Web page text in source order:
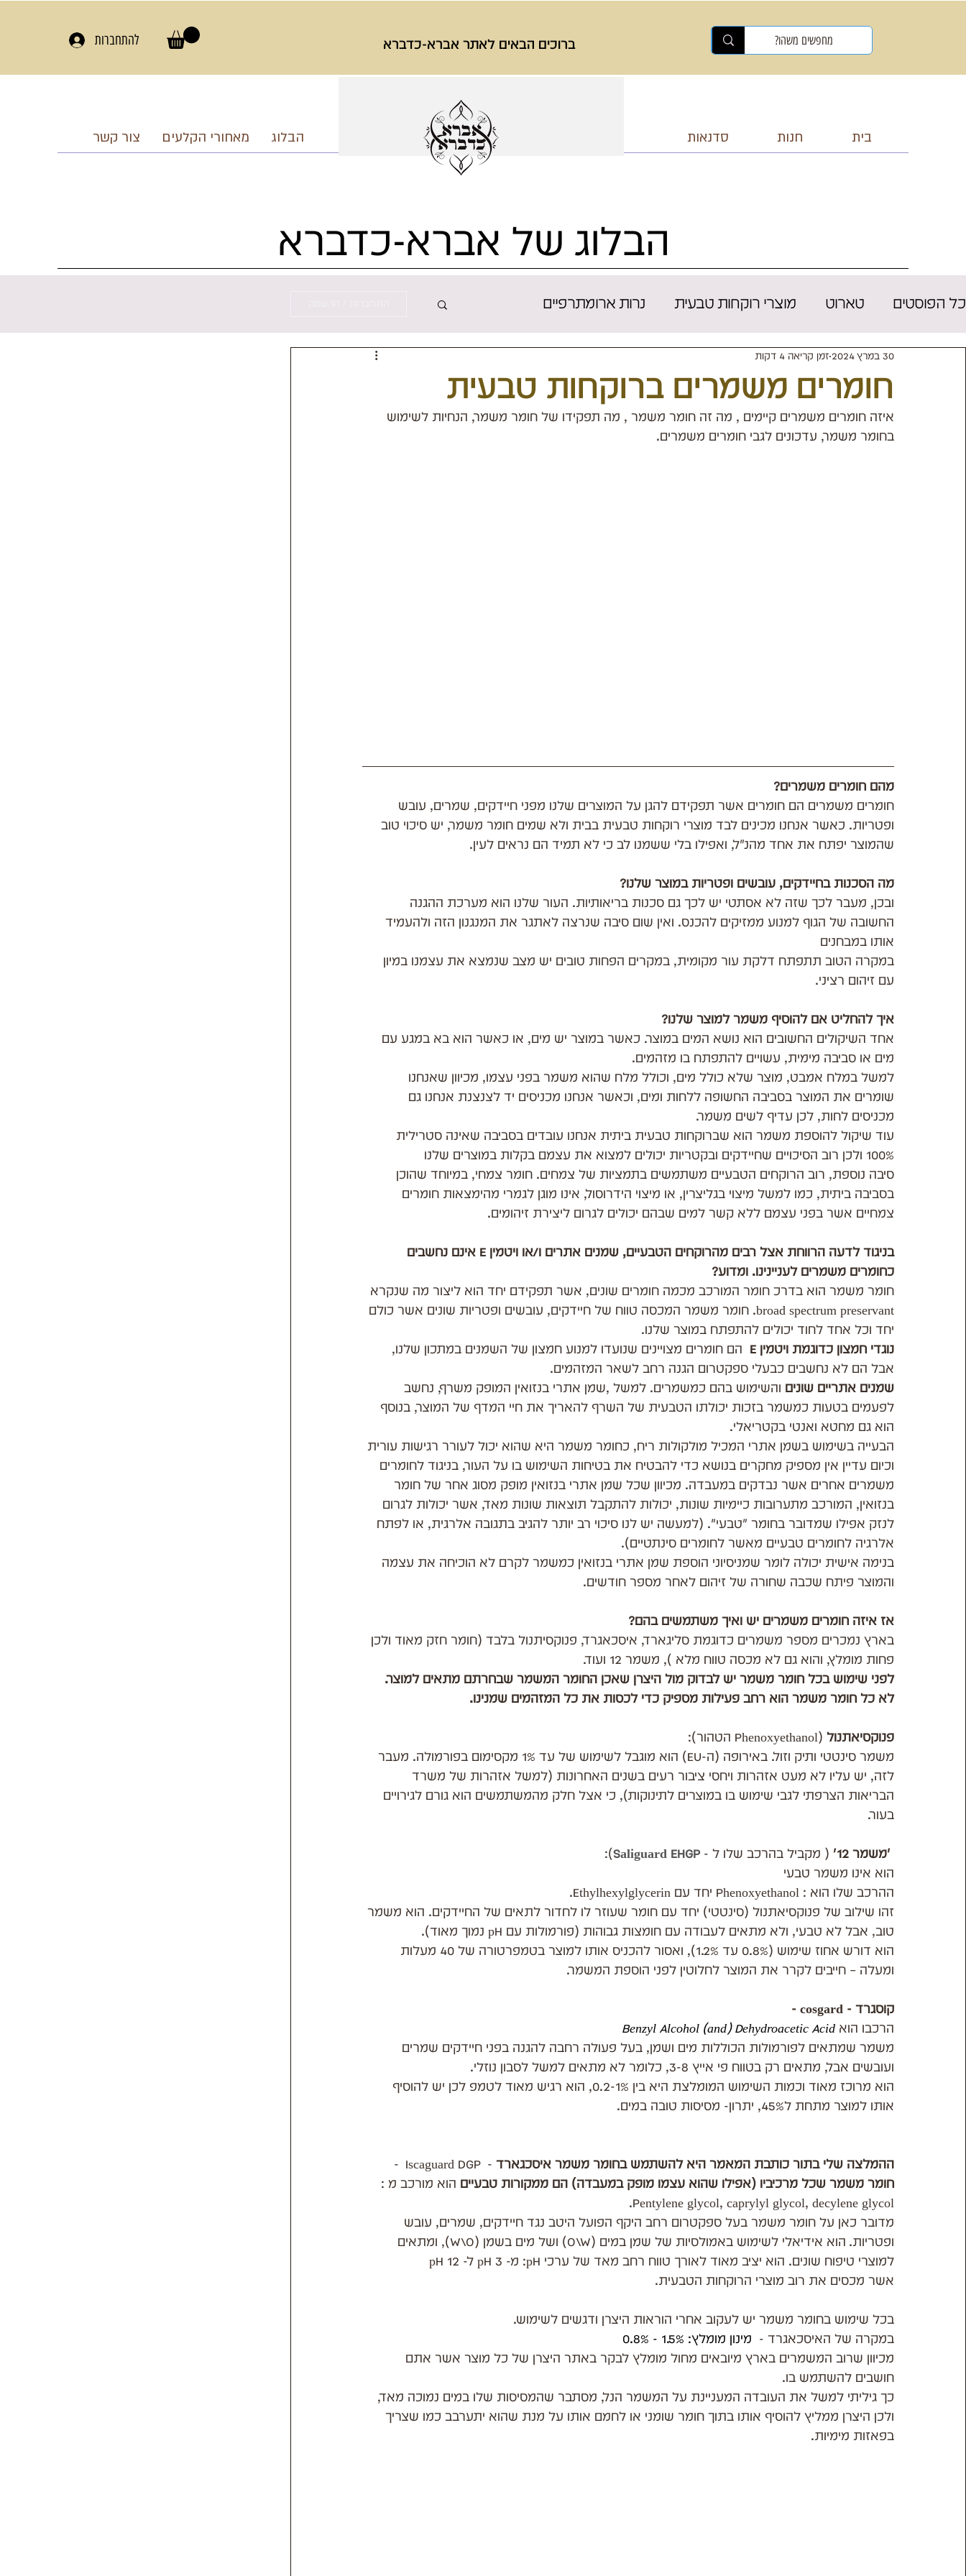
להתחברות ברוכים הבאים לאתר אברא-כדברא
הבלוג מאחורי הקלעים צור קשר בית חנות סדנאות
כל הפוסטים טארוט מוצרי רוקחות טבעית נרות ארומתרפיים
תכשיטים עם קריסטלים שונות
חומרים משמרים ברוקחות טבעית
30 במרץ 2024 זמן קריאה 4 דקות
איזה חומרים משמרים קיימים , מה זה חומר משמר , מה תפקידו של חומר משמר, הנחיות לשימוש
בחומר משמר, עדכונים לגבי חומרים משמרים.
מהם חומרים משמרים?
חומרים משמרים הם חומרים אשר תפקידם להגן על המוצרים שלנו מפני חיידקים, שמרים, עובש
ופטריות. כאשר אנחנו מכינים לבד מוצרי רוקחות טבעית בבית ולא שמים חומר משמר, יש סיכוי טוב
שהמוצר יפתח את אחד מהנ"ל, ואפילו בלי ששמנו לב כי לא תמיד הם נראים לעין.
מה הסכנות בחיידקים, עובשים ופטריות במוצר שלנו?
ובכן, מעבר לכך שזה לא אסתטי יש לכך גם סכנות בריאותיות. העור שלנו הוא מערכת ההגנה
החשובה של הגוף למנוע ממזיקים להכנס. ואין שום סיבה שנרצה לאתגר את המנגנון הזה ולהעמיד
אותו במבחנים
במקרה הטוב תתפתח דלקת עור מקומית, במקרים הפחות טובים יש מצב שנמצא את עצמנו במיון
עם זיהום רציני.
איך להחליט אם להוסיף משמר למוצר שלנו?
אחד השיקולים החשובים הוא נושא המים במוצר. כאשר במוצר יש מים, או כאשר הוא בא במגע עם
מים או סביבה מימית, עשויים להתפתח בו מזהמים.
למשל במלח אמבט, מוצר שלא כולל מים, וכולל מלח שהוא משמר בפני עצמו, מכיוון שאנחנו
שומרים את המוצר בסביבה החשופה ללחות ומים, וכאשר אנחנו מכניסים יד לצנצנת אנחנו גם
מכניסים לחות, לכן עדיף לשים משמר.
עוד שיקול להוספת משמר הוא שברוקחות טבעית ביתית אנחנו עובדים בסביבה שאינה סטרילית
100% ולכן רוב הסיכויים שחיידקים ובקטריות יכולים למצוא את עצמם בקלות במוצרים שלנו
סיבה נוספת, רוב הרוקחים הטבעיים משתמשים בתמציות של צמחים. חומר צמחי, במיוחד שהוכן
בסביבה ביתית, כמו למשל מיצוי בגליצרין, או מיצוי הידרוסול, אינו מוגן לגמרי מהימצאות חומרים
צמחיים אשר בפני עצמם ללא קשר למים שבהם יכולים לגרום ליצירת זיהומים.
בניגוד לדעה הרווחת אצל רבים מהרוקחים הטבעיים, שמנים אתרים ו/או ויטמין E אינם נחשבים
כחומרים משמרים לעניינינו. ומדוע?
חומר משמר הוא בדרכ חומר המורכב מכמה חומרים שונים, אשר תפקידם יחד הוא ליצור מה שנקרא
broad spectrum preservant. חומר משמר המכסה טווח של חיידקים, עובשים ופטריות שונים אשר כולם
יחד וכל אחד לחוד יכולים להתפתח במוצר שלנו.
נוגדי חמצון כדוגמת ויטמין E
הם חומרים מצויינים שנועדו למנוע חמצון של השמנים במתכון שלנו,
אבל הם לא נחשבים כבעלי ספקטרום הגנה רחב לשאר המזהמים.
שמנים אתריים שונים והשימוש בהם כמשמרים. למשל ,שמן אתרי בנזואין המופק משרף, נחשב
לפעמים בטעות כמשמר בזכות יכולתו הטבעית של השרף להאריך את חיי המדף של המוצר, בנוסף
הוא גם מחטא ואנטי בקטריאלי.
הבעייה בשימוש בשמן אתרי המכיל מולקולות ריח, כחומר משמר היא שהוא יכול לעורר רגישות עורית
וכיום עדיין אין מספיק מחקרים בנושא כדי להבטיח את בטיחות השימוש בו על העור, בניגוד לחומרים
משמרים אחרים אשר נבדקים במעבדה. מכיוון שכל שמן אתרי בנזואין מופק מסוג אחר של חומר
בנזואין, המורכב מתערובות כיימיות שונות, יכולות להתקבל תוצאות שונות מאד, אשר יכולות לגרום
לנזק אפילו שמדובר בחומר "טבעי". (למעשה יש לנו סיכוי רב יותר להגיב בתגובה אלרגית, או לפתח
אלרגיה לחומרים טבעיים מאשר לחומרים סינתטיים).
בנימה אישית יכולה לומר שמניסיוני הוספת שמן אתרי בנזואין כמשמר לקרם לא הוכיחה את עצמה
והמוצר פיתח שכבה שחורה של זיהום לאחר מספר חודשים.
אז איזה חומרים משמרים יש ואיך משתמשים בהם?
בארץ נמכרים מספר משמרים כדוגמת סליגארד, איסכאגרד, פנוקסיתנול בלבד (חומר חזק מאוד ולכן
פחות מומלץ, והוא גם לא מכסה טווח מלא ), משמר 12 ועוד.
לפני שימוש בכל חומר משמר יש לבדוק מול היצרן שאכן החומר המשמר שבחרתם מתאים למוצר.
לא כל חומר משמר הוא רחב פעילות מספיק כדי לכסות את כל המזהמים שמנינו.
פנוקסיאתנול (Phenoxyethanol הטהור):
משמר סינטטי ותיק וזול. באירופה (ה-EU) הוא מוגבל לשימוש של עד 1% מקסימום בפורמולה. מעבר
לזה, יש עליו לא מעט אזהרות ויחסי ציבור רעים בשנים האחרונות (למשל אזהרות של משרד
הבריאות הצרפתי לגבי שימוש בו במוצרים לתינוקות), כי אצל חלק מהמשתמשים הוא גורם לגירויים
בעור.
( מקביל בהרכב שלו ל - Saliguard EHGP
):
הוא אינו משמר טבעי
ההרכב שלו הוא : Phenoxyethanol יחד עם Ethylhexylglycerin.
זהו שילוב של פנוקסיאתנול (סינטטי) יחד עם חומר שעוזר לו לחדור לתאים של החיידקים. הוא משמר
טוב, אבל לא טבעי, ולא מתאים לעבודה עם חומצות גבוהות (פורמולות עם pH נמוך מאוד).
הוא דורש אחוז שימוש (0.8% עד 1.2%), ואסור להכניס אותו למוצר בטמפרטורה של 40 מעלות
ומעלה – חייבים לקרר את המוצר לחלוטין לפני הוספת המשמר.
קוסגרד - cosgard -
הרכבו הוא Benzyl Alcohol (and) Dehydroacetic Acid
משמר שמתאים לפורמולות הכוללות מים ושמן, בעל פעולה רחבה להגנה בפני חיידקים שמרים
ועובשים אבל, מתאים רק בטווח פי אייץ 3-8, כלומר לא מתאים למשל לסבון נוזלי.
הוא מרוכז מאוד וכמות השימוש המומלצת היא בין 0.2-1%, הוא רגיש מאוד לטמפ לכן יש להוסיף
אותו למוצר מתחת ל45%, יתרון- מסיסות טובה במים.
ההמלצה שלי בתור כותבת המאמר היא להשתמש בחומר משמר איסכגארד -  Iscaguard DGP  -
חומר משמר שכל מרכיביו (אפילו שהוא עצמו מופק במעבדה) הם ממקורות טבעיים הוא מורכב מ :
Pentylene glycol, caprylyl glycol, decylene glycol.
מדובר כאן על חומר משמר בעל ספקטרום רחב היקף הפועל היטב נגד חיידקים, שמרים, עובש
ופטריות. הוא אידיאלי לשימוש באמולסיות של שמן במים (O\W) ושל מים בשמן (W\O), ומתאים
למוצרי טיפוח שונים. הוא יציב מאוד לאורך טווח רחב מאד של ערכי pH: מ- pH 3 ל- pH 12
אשר מכסים את רוב מוצרי הרוקחות הטבעית.
בכל שימוש בחומר משמר יש לעקוב אחרי הוראות היצרן ודגשים לשימוש.
במקרה של האיסכאגרד - מינון מומלץ: 1.5% - 0.8%
מכיוון שרוב המשמרים בארץ מיובאים מחול מומלץ לבקר באתר היצרן של כל מוצר אשר אתם
חושבים להשתמש בו.
כך גיליתי למשל את העובדה המעניינת על המשמר הנל, מסתבר שהמסיסות שלו במים נמוכה מאד,
ולכן היצרן ממליץ להוסיף אותו בתוך חומר שומני או לחמם אותו על מנת שהוא יתערבב כמו שצריך
בפאזות מימיות.
הבלוג של אברא-כדברא